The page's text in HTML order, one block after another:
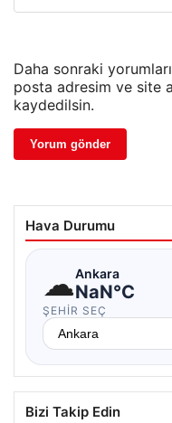
Daha sonraki
posta adresim ve site
kaydedilsin.
Hava Durumu
☁Ankara
NaN°C
ŞEHIR SEÇ
Bizi Takip Edin